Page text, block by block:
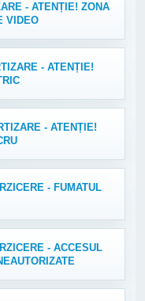
- ATENȚIE! ZONA
VIDEO
- ATENȚIE!
- ATENȚIE!
- FUMATUL
- ACCESUL